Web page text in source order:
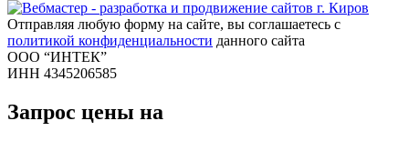
Отправляя любую форму на сайте, вы соглашаетесь с
политикой конфиденциальности данного сайта
ООО “ИНТЕК”
ИНН 4345206585
Запрос цены на